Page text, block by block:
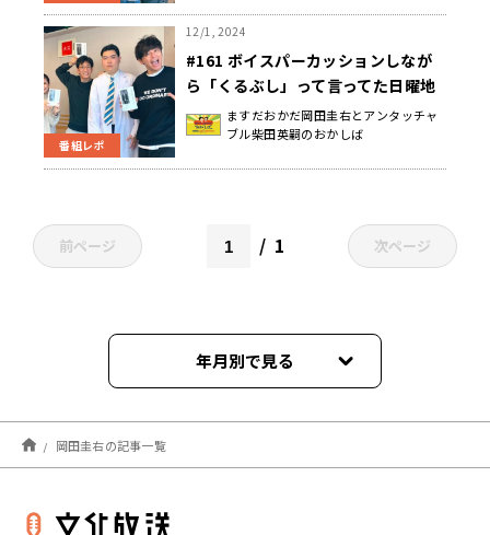
番組レポ
12/1, 2024
#161 ボイスパーカッションしなが
ら「くるぶし」って言ってた日曜地
獄
ますだおかだ岡田圭右とアンタッチャ
ブル柴田英嗣のおかしば
前ページ 1 次ページ
年月別で見る
2026年04月
2026年03月
2026年02月
岡田圭右の記事一覧